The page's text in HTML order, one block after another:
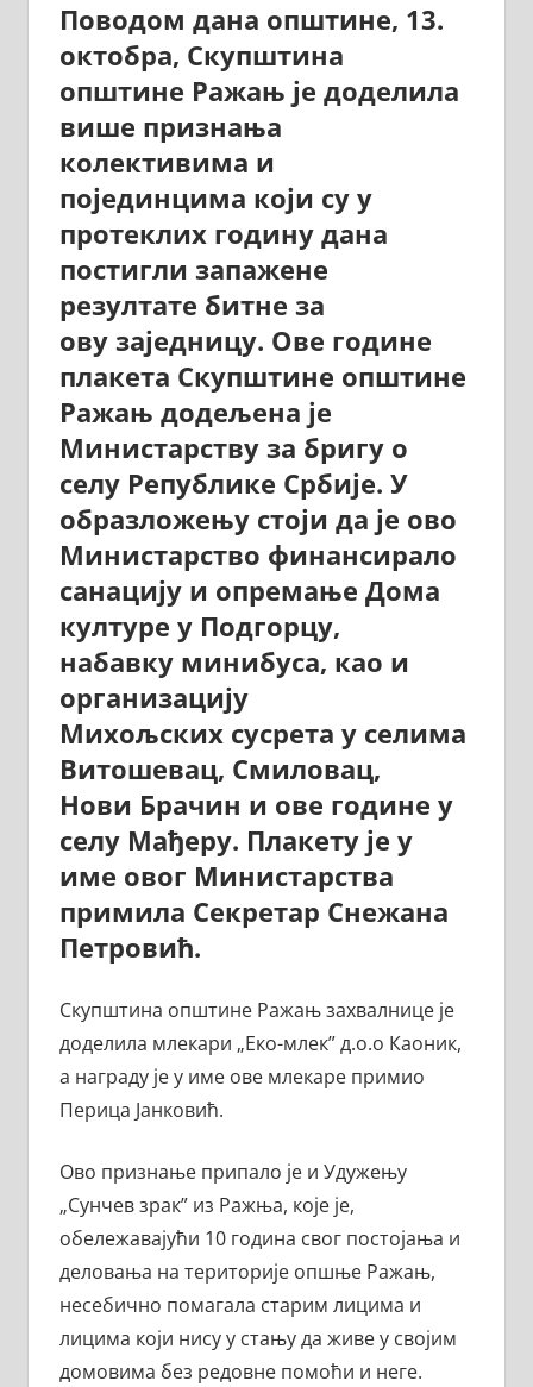
Поводом дана општине, 13.
октобра, Скупштина
општине Ражањ је доделила
више признања
колективима и
појединцима који су у
протеклих годину дана
постигли запажене
резултате битне за
ову заједницу. Ове године
плакета Скупштине општине
Ражањ додељена је
Министарству за бригу о
селу Републике Србије. У
образложењу стоји да је ово
Министарство финансирало
санацију и опремање Дома
културе у Подгорцу,
набавку минибуса, као и
организацију
Михољских сусрета у селима
Витошевац, Смиловац,
Нови Брачин и ове године у
селу Мађеру. Плакету је у
име овог Министарства
примила Секретар Снежана
Петровић.
Скупштина општине Ражањ захвалнице је
доделила млекари „Еко-млек” д.о.о Каоник,
а награду је у име ове млекаре примио
Перица Јанковић.
Ово признање припало је и Удужењу
„Сунчев зрак” из Ражња, које је,
обележавајући 10 година свог постојања и
деловања на територије опшње Ражањ,
несебично помагала старим лицима и
лицима који нису у стању да живе у својим
домовима без редовне помоћи и неге.